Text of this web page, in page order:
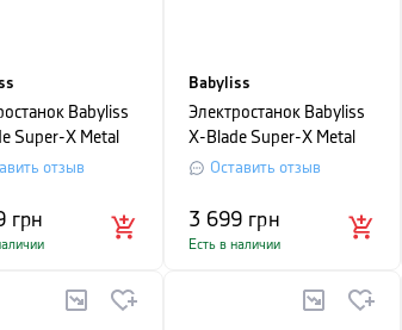
Babyliss
Super-X Metal
Edition
отзыв
грн
Babyliss
Электростанок Babyliss
X-Blade Super-X Metal
Navy&Gold Edition
Оставить отзыв
3 699 грн
Есть в наличии